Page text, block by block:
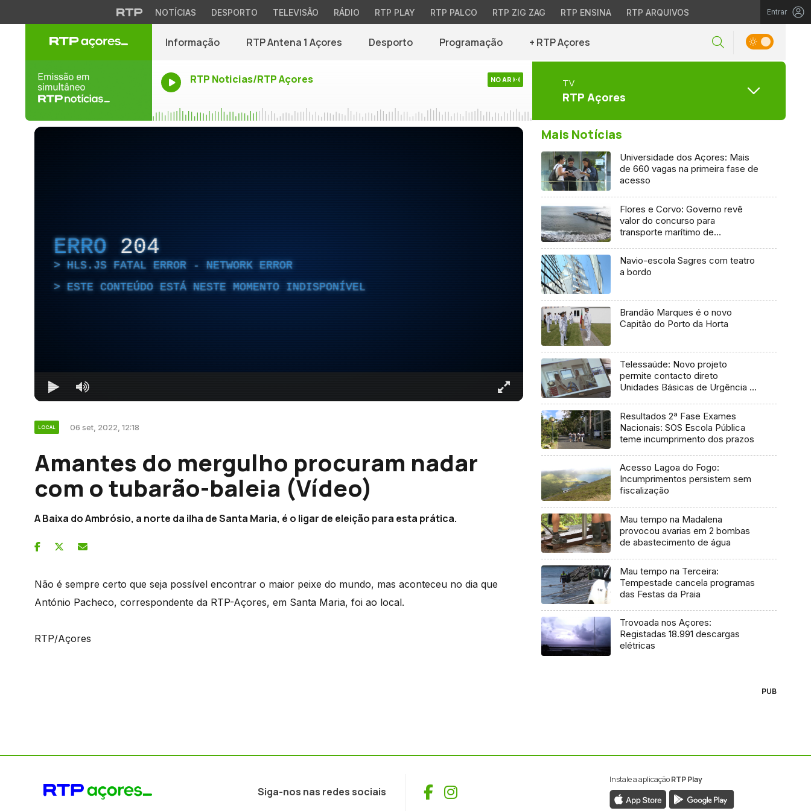
NOTÍCIAS DESPORTO TELEVISÃO RÁDIO RTP PLAY RTP PALCO RTP ZIG ZAG RTP ENSINA RTP ARQUIVOS Entrar
Informação RTP Antena 1 Açores Desporto Programação + RTP Açores
RTP Noticias/RTP Açores NO AR TV
RTP Açores
ERRO 204
HLS.JS FATAL ERROR - NETWORK ERROR
ESTE CONTEÚDO ESTÁ NESTE MOMENTO INDISPONÍVEL
LOCAL 06 set, 2022, 12:18
Amantes do mergulho procuram nadar
com o tubarão-baleia (Vídeo)
A Baixa do Ambrósio, a norte da ilha de Santa Maria, é o ligar de eleição para esta prática.
Não é sempre certo que seja possível encontrar o maior peixe do mundo, mas aconteceu no dia que
António Pacheco, correspondente da RTP-Açores, em Santa Maria, foi ao local.
RTP/Açores
Mais Notícias
Universidade dos Açores: Mais
de 660 vagas na primeira fase de
acesso
Flores e Corvo: Governo revê
valor do concurso para
transporte marítimo de
Navio-escola Sagres com teatro
a bordo
Brandão Marques é o novo
Capitão do Porto da Horta
Telessaúde: Novo projeto
permite contacto direto
Unidades Básicas de Urgência e
Resultados 2ª Fase Exames
Nacionais: SOS Escola Pública
teme incumprimento dos prazos
Acesso Lagoa do Fogo:
Incumprimentos persistem sem
fiscalização
Mau tempo na Madalena
provocou avarias em 2 bombas
de abastecimento de água
Mau tempo na Terceira:
Tempestade cancela programas
das Festas da Praia
Trovoada nos Açores:
Registadas 18.991 descargas
elétricas
PUB
Siga-nos nas redes sociais Facebook
Instagram
Instale a aplicaçãoRTP Play